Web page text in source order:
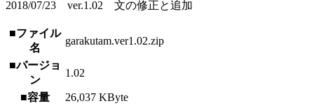
2018/07/23 ver.1.02 文の修正と追加
■ファイル
名
garakutam.ver1.02.zip
■バージョ
ン
1.02
■容量
26,037 KByte